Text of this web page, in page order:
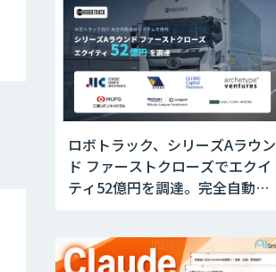
いる」と回答
ロボトラック、シリーズAラウン
ド ファーストクローズでエクイ
ティ52億円を調達。完全自動運